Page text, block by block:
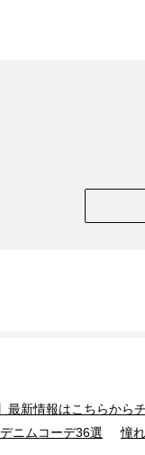
最新情報はこちらから
ニムコーデ36選
憧